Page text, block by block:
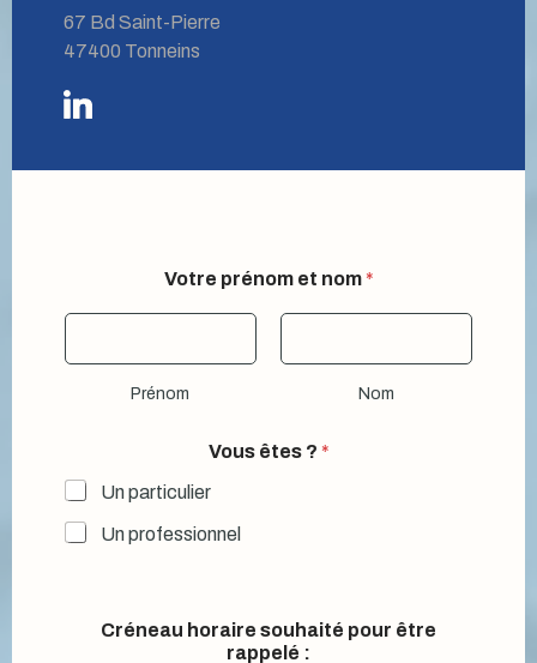
67 Bd Saint-Pierre
47400 Tonneins
Votre prénom et nom *
Prénom Nom
Vous êtes ? *
Un particulier
Un professionnel
r
é
Créneau horaire souhaité pour être
rappelé :